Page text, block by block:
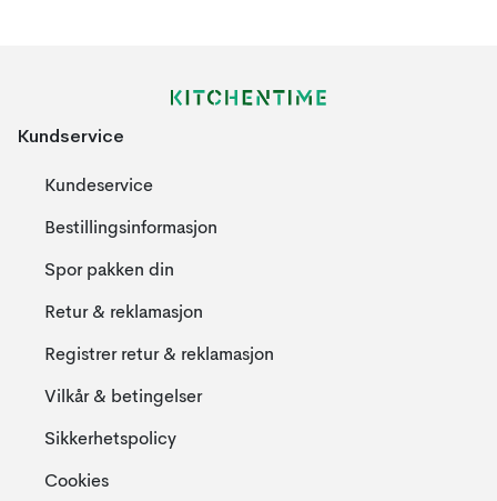
Kundservice
Kundeservice
Bestillingsinformasjon
Spor pakken din
Retur & reklamasjon
Registrer retur & reklamasjon
Vilkår & betingelser
Sikkerhetspolicy
Cookies